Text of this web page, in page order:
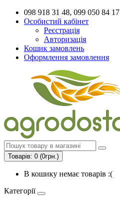
098 918 31 48, 099 050 84 17
Особистий кабінет
Реєстрація
Авторизація
Кошик замовлень
Оформлення замовлення
Товарів: 0 (0грн.)
В кошику немає товарів :(
Категорії